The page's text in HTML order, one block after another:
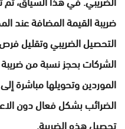
ضريبة القيمة المضافة عند
التحصيل الضريبي وتقليل
الشركات بحجز نسبة من
الموردين وتحويلها مباشرة
الضرائب بشكل فعال دون
تحصيل هذه الضريبة.